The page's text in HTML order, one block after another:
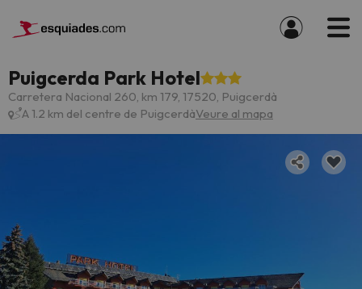
Puigcerda Park Hotel
Carretera Nacional 260, km 179, 17520, Puigcerdà
A 1.2 km del centre de PuigcerdàVeure al mapa